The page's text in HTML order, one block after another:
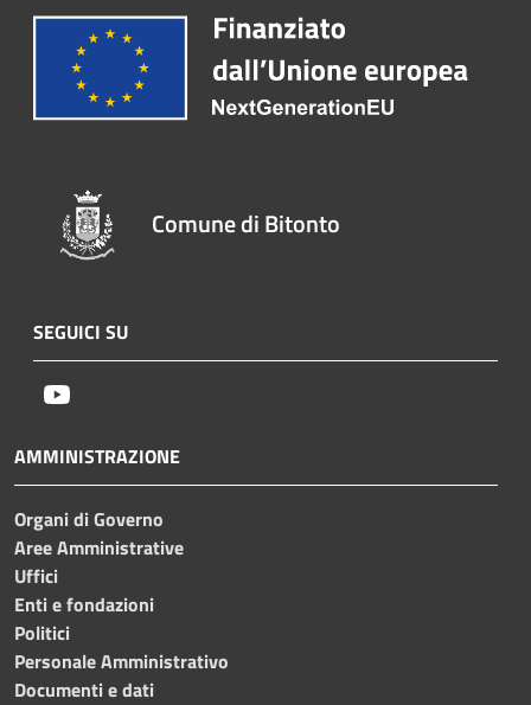
Comune di Bitonto
SEGUICI SU
AMMINISTRAZIONE
Organi di Governo
Aree Amministrative
Uffici
Enti e fondazioni
Politici
Personale Amministrativo
Documenti e dati